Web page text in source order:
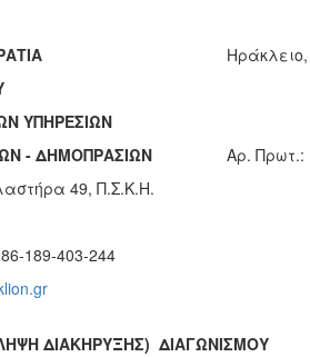
ΥΠΗΡΕΣΙΩΝ
- ΔΗΜΟΠΡΑΣΙΩΝ
49, Π.Σ.Κ.Η.
189-403-244
Aρ. Πρωτ.:
ΔΙΑΚΗΡΥΞΗΣ) ΔΙΑΓΩΝΙΣΜΟΥ